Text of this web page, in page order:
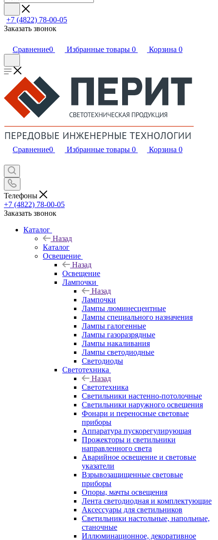
+7 (4822) 78-00-05
Заказать звонок
Сравнение0 Избранные товары 0 Корзина 0
Сравнение0 Избранные товары 0 Корзина 0
Телефоны
+7 (4822) 78-00-05
Заказать звонок
Каталог
Назад
Каталог
Освещение
Назад
Освещение
Лампочки
Назад
Лампочки
Лампы люминесцентные
Лампы специального назначения
Лампы галогенные
Лампы газоразрядные
Лампы накаливания
Лампы светодиодные
Светодиоды
Светотехника
Назад
Светотехника
Светильники настенно-потолочные
Светильники наружного освещения
Фонари и переносные световые
приборы
Аппаратура пускорегулирующая
Прожекторы и светильники
направленного света
Аварийное освещение и световые
указатели
Взрывозащищенные световые
приборы
Опоры, мачты освещения
Лента светодиодная и комплектующие
Аксессуары для светильников
Светильники настольные, напольные,
станочные
Иллюминационное, декоративное